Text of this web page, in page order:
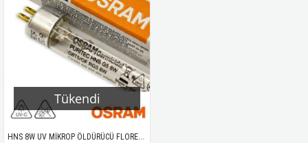
Tükendi
HNS 8W UV MİKROP ÖLDÜRÜCÜ FLORESAN OSRAM